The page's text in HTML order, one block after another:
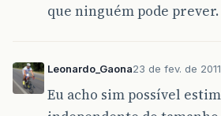
que ninguém pode prever.
Leonardo_Gaona23 de fev. de 2011
Eu acho sim possível